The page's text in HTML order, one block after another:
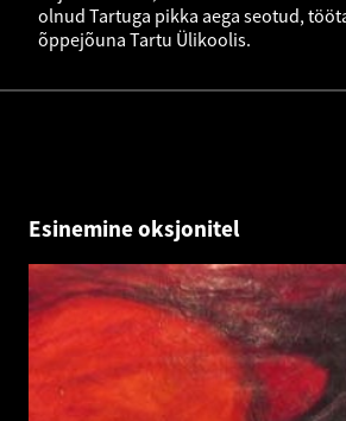
olnud Tartuga pikka aega seotud,
õppejõuna Tartu Ülikoolis.
Esinemine oksjonitel